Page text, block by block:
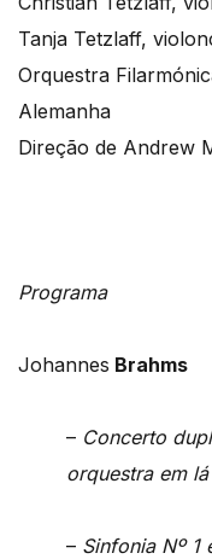
Tanja Tetzlaff,
Orquestra
Alemanha
Direção de Andrew
Programa
Johannes Brahms
– Concerto
orquestra em
– Sinfonia Nº 1